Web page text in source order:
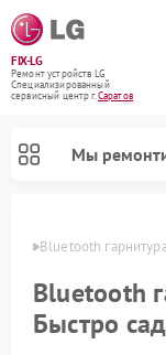
FIX-LG
Ремонт устройств LG
Специализированный
cервисный центр г.Саратов
Мы
Bluetooth
Bluetooth
Быстро